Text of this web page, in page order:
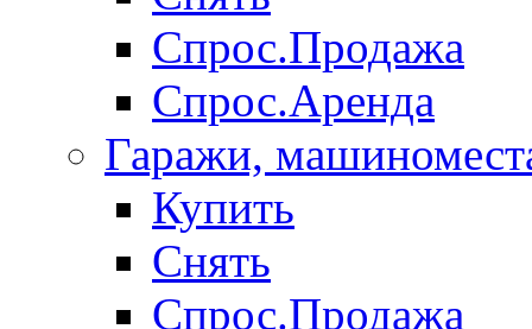
Спрос.Продажа
Спрос.Аренда
Гаражи,
Купить
Снять
Спрос.Продажа